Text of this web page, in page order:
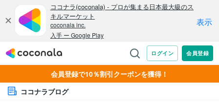
会員登録で10％割引クーポンを獲得！
ココナラブログ